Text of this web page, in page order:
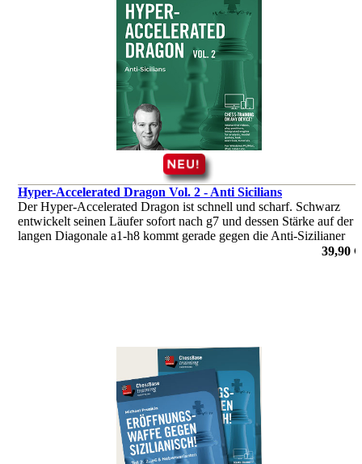
Hyper-Accelerated Dragon Vol. 2 - Anti Sicilians
Der Hyper-Accelerated Dragon ist schnell und scharf. Schwarz
entwickelt seinen Läufer sofort nach g7 und dessen Stärke auf der
langen Diagonale a1-h8 kommt gerade gegen die Anti-Sizilianer
39,90 €